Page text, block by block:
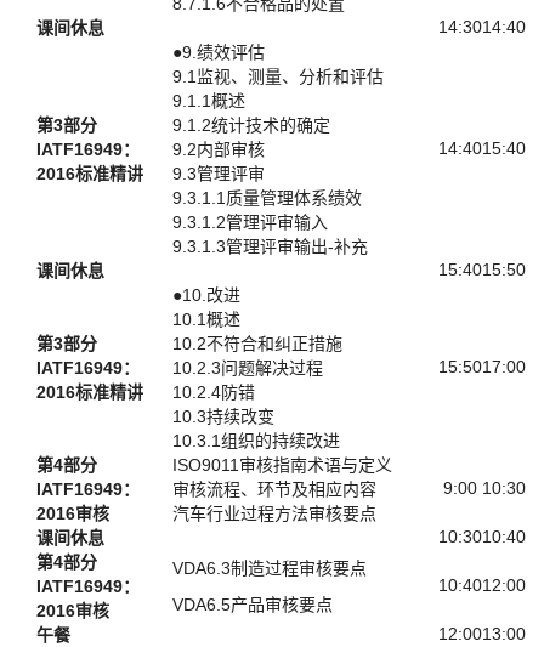
课间休息
14:3014:40
第3部分
IATF16949：
2016标准精讲
●9.绩效评估
9.1监视、测量、分析和评估
9.1.1概述
9.1.2统计技术的确定
9.2内部审核
9.3管理评审
9.3.1.1质量管理体系绩效
9.3.1.2管理评审输入
9.3.1.3管理评审输出-补充
14:4015:40
课间休息 15:4015:50
第3部分
IATF16949：
2016标准精讲
●10.改进
10.1概述
10.2不符合和纠正措施
10.2.3问题解决过程
10.2.4防错
10.3持续改变
10.3.1组织的持续改进
15:5017:00
第4部分
IATF16949：
2016审核
ISO9011审核指南术语与定义
9:00 10:30
审核流程、环节及相应内容
汽车行业过程方法审核要点
课间休息
10:3010:40
第4部分
IATF16949：
2016审核
VDA6.3制造过程审核要点
10:4012:00
VDA6.5产品审核要点
午餐
12:0013:00